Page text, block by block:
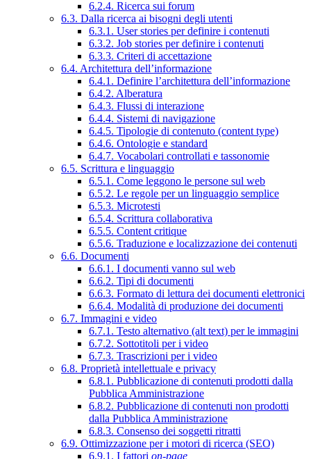
6.2.4. Ricerca sui forum
6.3. Dalla ricerca ai bisogni degli utenti
6.3.1. User stories per definire i contenuti
6.3.2. Job stories per definire i contenuti
6.3.3. Criteri di accettazione
6.4. Architettura dell’informazione
6.4.1. Definire l’architettura dell’informazione
6.4.2. Alberatura
6.4.3. Flussi di interazione
6.4.4. Sistemi di navigazione
6.4.5. Tipologie di contenuto (content type)
6.4.6. Ontologie e standard
6.4.7. Vocabolari controllati e tassonomie
6.5. Scrittura e linguaggio
6.5.1. Come leggono le persone sul web
6.5.2. Le regole per un linguaggio semplice
6.5.3. Microtesti
6.5.4. Scrittura collaborativa
6.5.5. Content critique
6.5.6. Traduzione e localizzazione dei contenuti
6.6. Documenti
6.6.1. I documenti vanno sul web
6.6.2. Tipi di documenti
6.6.3. Formato di lettura dei documenti elettronici
6.6.4. Modalità di produzione dei documenti
6.7. Immagini e video
6.7.1. Testo alternativo (alt text) per le immagini
6.7.2. Sottotitoli per i video
6.7.3. Trascrizioni per i video
6.8. Proprietà intellettuale e privacy
6.8.1. Pubblicazione di contenuti prodotti dalla
Pubblica Amministrazione
6.8.2. Pubblicazione di contenuti non prodotti
dalla Pubblica Amministrazione
6.8.3. Consenso dei soggetti ritratti
6.9. Ottimizzazione per i motori di ricerca (SEO)
6.9.1. I fattori on-page